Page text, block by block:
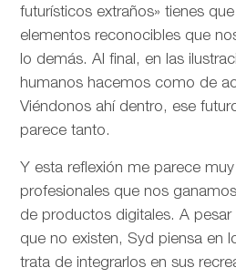
futurísticos extraños» tienes
elementos reconocibles que
lo demás. Al final, en las
humanos hacemos como de
Viéndonos ahí dentro, ese
parece tanto.
Y esta reflexión me parece
profesionales que nos
de productos digitales. A
que no existen, Syd piensa en
trata de integrarlos en sus